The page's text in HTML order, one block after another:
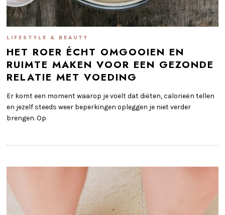
LIFESTYLE & BEAUTY
HET ROER ÉCHT OMGOOIEN EN
RUIMTE MAKEN VOOR EEN GEZONDE
RELATIE MET VOEDING
Er komt een moment waarop je voelt dat diëten, calorieën tellen
en jezelf steeds weer beperkingen opleggen je niet verder
brengen. Op